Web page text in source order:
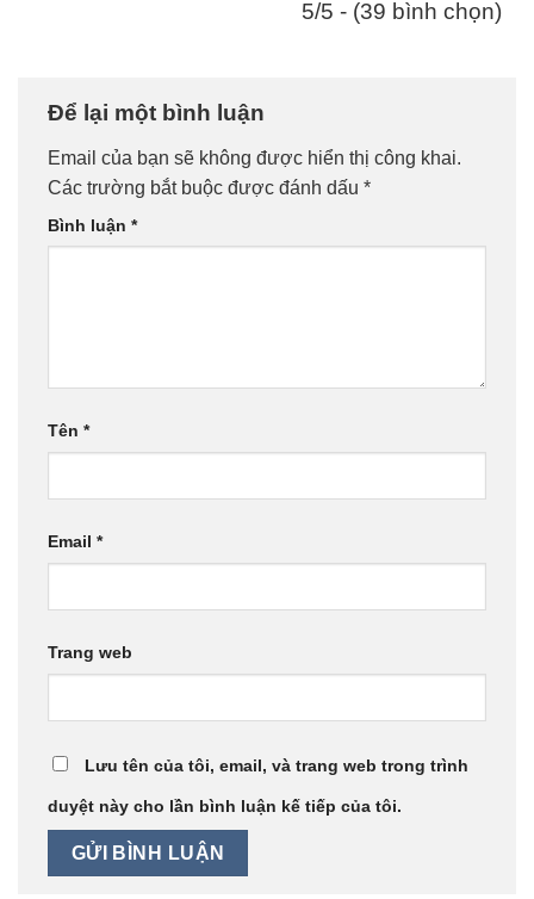
5/5 - (39 bình chọn)
Để lại một bình luận
Email của bạn sẽ không được hiển thị công khai.
Các trường bắt buộc được đánh dấu *
Bình luận *
Tên *
Email *
Trang web
Lưu tên của tôi, email, và trang web trong trình
duyệt này cho lần bình luận kế tiếp của tôi.